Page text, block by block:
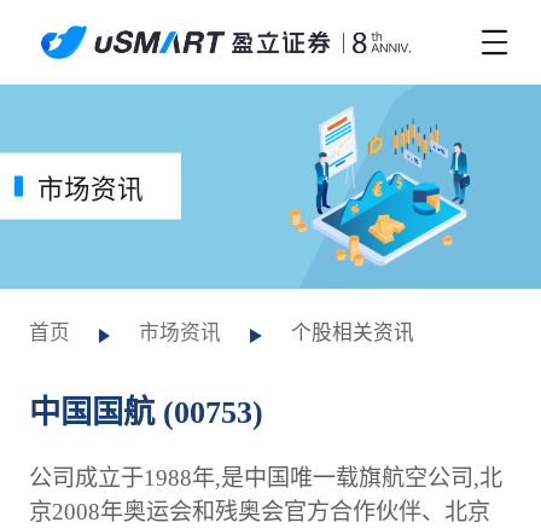
市场资讯
首页 市场资讯 个股相关资讯
中国国航 (00753)
公司成立于1988年,是中国唯一载旗航空公司,北
京2008年奥运会和残奥会官方合作伙伴、北京